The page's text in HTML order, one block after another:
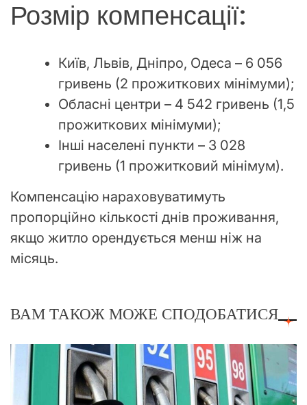
Розмір компенсації:
Київ, Львів, Дніпро, Одеса – 6 056
гривень (2 прожиткових мінімуми);
Обласні центри – 4 542 гривень (1,5
прожиткових мінімуми);
Інші населені пункти – 3 028
гривень (1 прожитковий мінімум).
Компенсацію нараховуватимуть
пропорційно кількості днів проживання,
якщо житло орендується менш ніж на
місяць.
ВАМ ТАКОЖ МОЖЕ СПОДОБАТИСЯ